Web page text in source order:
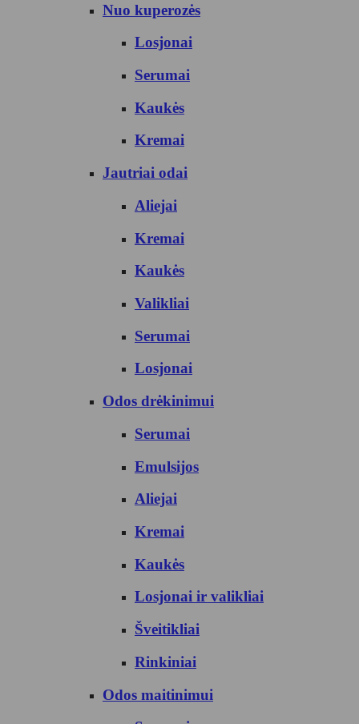
Nuo kuperozės
Losjonai
Serumai
Kaukės
Kremai
Jautriai odai
Aliejai
Kremai
Kaukės
Valikliai
Serumai
Losjonai
Odos drėkinimui
Serumai
Emulsijos
Aliejai
Kremai
Kaukės
Losjonai ir valikliai
Šveitikliai
Rinkiniai
Odos maitinimui